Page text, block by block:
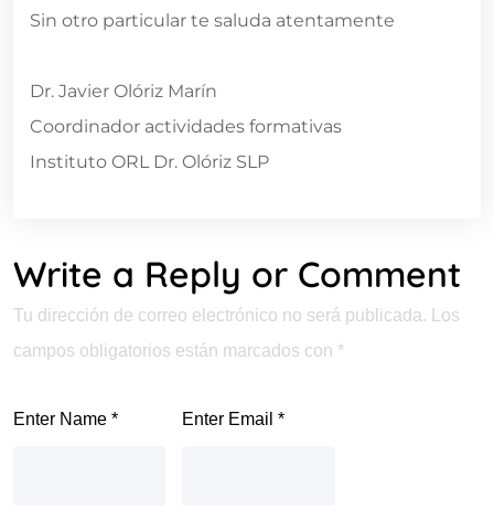
Sin otro particular te saluda atentamente
Dr. Javier Olóriz Marín
Coordinador actividades formativas
Instituto ORL Dr. Olóriz SLP
Write a Reply or Comment
Tu dirección de correo electrónico no será publicada.
Los
campos obligatorios están marcados con *
Enter Name * Enter Email*